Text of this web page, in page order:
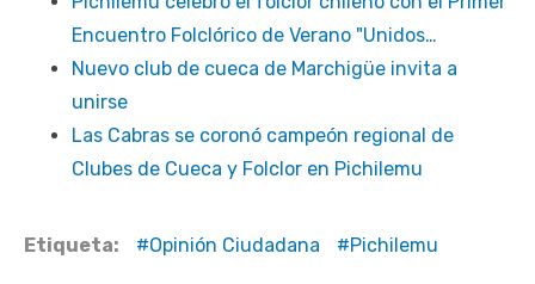
Encuentro Folclórico de Verano "Unidos…
Nuevo club de cueca de Marchigüe invita a
unirse
Las Cabras se coronó campeón regional de
Clubes de Cueca y Folclor en Pichilemu
Etiqueta: Opinión Ciudadana Pichilemu